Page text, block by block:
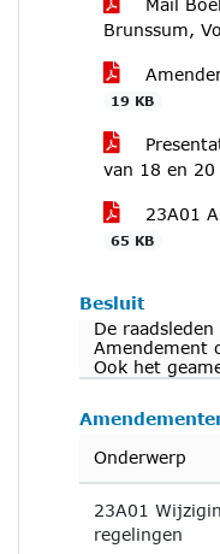
Mail
Brunssum,
19 KB
van 18 en
23A01
65 KB
Besluit
De
Amendement
Ook het
Onderwerp
23A01
regelingen